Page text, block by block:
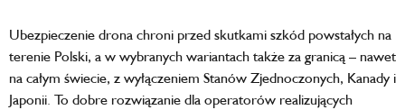
Ubezpieczenie drona chroni przed skutkami szkód powstałych na
terenie Polski, a w wybranych wariantach także za granicą – nawet
na całym świecie, z wyłączeniem Stanów Zjednoczonych, Kanady i
Japonii. To dobre rozwiązanie dla operatorów realizujących